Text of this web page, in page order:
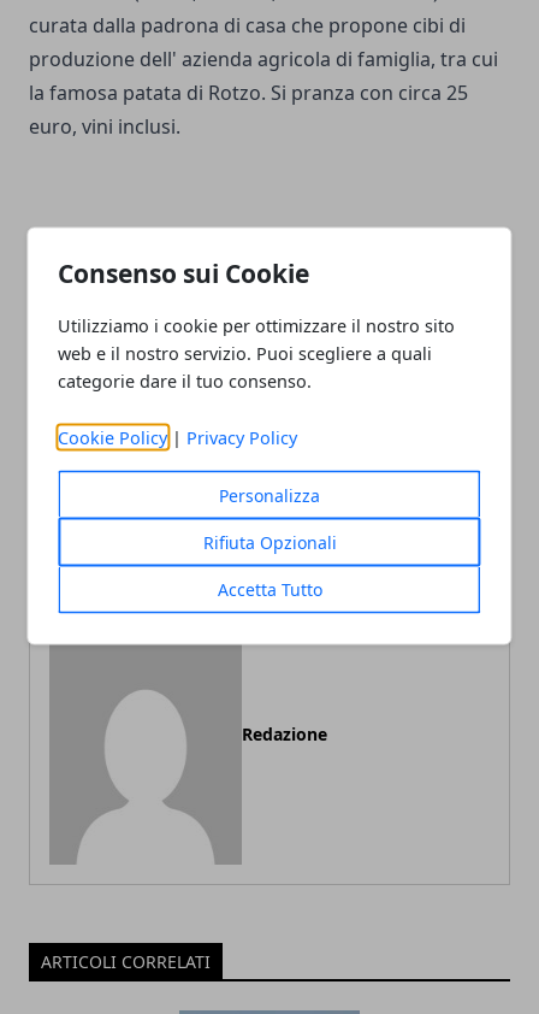
Consenso sui Cookie
Utilizziamo i cookie per ottimizzare il nostro sito
web e il nostro servizio. Puoi scegliere a quali
categorie dare il tuo consenso.
Cookie Policy | Privacy Policy
Personalizza
Rifiuta Opzionali
Accetta Tutto
curata dalla padrona di casa che propone cibi di
produzione dell' azienda agricola di famiglia, tra cui
la famosa patata di Rotzo. Si pranza con circa 25
euro, vini inclusi.
Facebook
TwitterWhatsapp
Itinerario di viaggio:
vacanze sulla neve e sci di
Cortina d' Ampezzo (piste
montagna sulla neve a
vacanze in Trentino Alto
Redazione
ARTICOLI CORRELATI